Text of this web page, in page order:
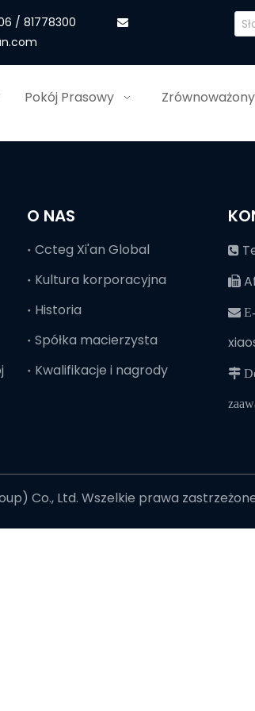
/ 81778300
Pokój Prasowy
O NAS
Ccteg Xi'an Global
Kultura korporacyjna
Historia
Spółka macierzysta
Kwalifikacje i nagrody


 E-

Co., Ltd. Wszelkie prawa